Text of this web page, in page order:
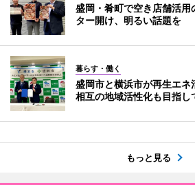
盛岡・肴町で空き店舗活
ター開け、明るい話題を
暮らす・働く
盛岡市と横浜市が再生エ
相互の地域活性化も目指し
もっと見る